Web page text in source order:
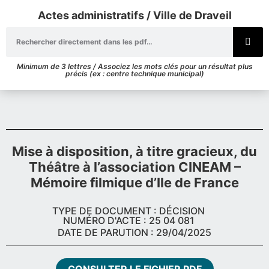
Actes administratifs / Ville de Draveil
Minimum de 3 lettres / Associez les mots clés pour un résultat plus
précis (ex : centre technique municipal)
Mise à disposition, à titre gracieux, du
Théâtre à l’association CINEAM –
Mémoire filmique d’Ile de France
TYPE DE DOCUMENT : DÉCISION
NUMÉRO D'ACTE : 25 04 081
DATE DE PARUTION : 29/04/2025